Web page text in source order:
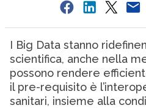
I Big Data stanno
scientifica, anche nella
possono rendere
il pre-requisito è
sanitari, insieme alla